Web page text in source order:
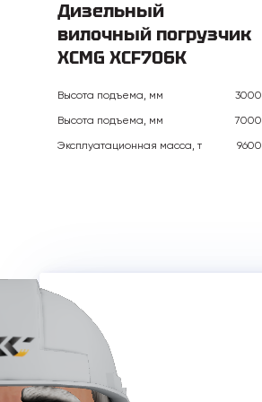
Дизельный
вилочный погрузчик
XCMG XCF706K
Высота подъема, мм
3000
Высота подъема, мм
7000
Эксплуатационная масса, т
9600